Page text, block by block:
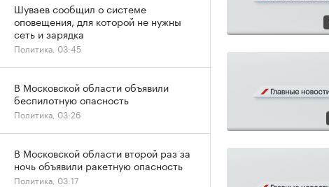
Шуваев сообщил о системе
оповещения, для которой не нужны
сеть и зарядка
Политика, 03:45
В Московской области объявили
беспилотную опасность
Политика, 03:26
В Московской области второй раз за
ночь объявили ракетную опасность
Политика, 03:17